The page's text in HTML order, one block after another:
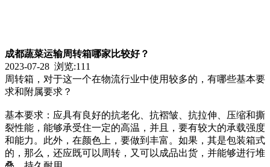
成都蔬菜运输周转箱哪家比较好？
2023-07-28 浏览:111
周转箱，对于这一个在物流行业中使用较多的，有哪些基本要
求和附属要求？
基本要求：应具有良好的抗老化、抗褶皱、抗拉伸、压缩和撕
裂性能，能够承受住一定的高温，并且，要有较大的承载强度
和能力。此外，在颜色上，要做到丰富。如果，其是包装箱式
的，那么，还应既可以周转，又可以成品出货，并能够进行堆